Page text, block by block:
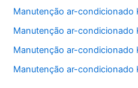
Manutenção ar-condicionado
Manutenção ar-condicionado
Manutenção ar-condicionado
Manutenção ar-condicionado